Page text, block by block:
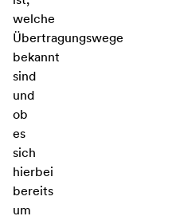
welche
Übertragungswege
bekannt
sind
und
ob
es
sich
hierbei
bereits
um